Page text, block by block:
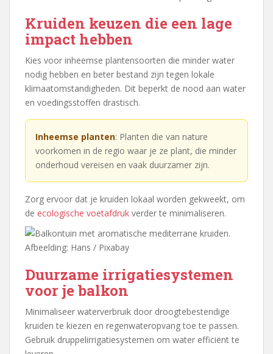
Kruiden keuzen die een lage
impact hebben
Kies voor inheemse plantensoorten die minder water
nodig hebben en beter bestand zijn tegen lokale
klimaatomstandigheden. Dit beperkt de nood aan water
en voedingsstoffen drastisch.
Inheemse planten: Planten die van nature
voorkomen in de regio waar je ze plant, die minder
onderhoud vereisen en vaak duurzamer zijn.
Zorg ervoor dat je kruiden lokaal worden gekweekt, om
de ecologische voetafdruk verder te minimaliseren.
Afbeelding: Hans / Pixabay
Duurzame irrigatiesystemen
voor je balkon
Minimaliseer waterverbruik door droogtebestendige
kruiden te kiezen en regenwateropvang toe te passen.
Gebruik druppelirrigatiesystemen om water efficiënt te